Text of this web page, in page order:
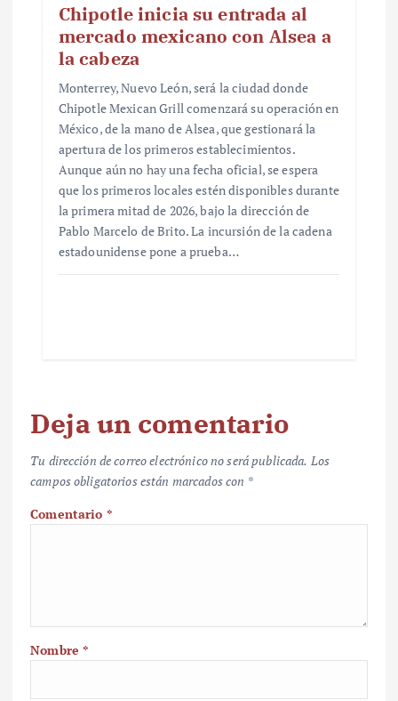
Chipotle inicia su entrada al
mercado mexicano con Alsea a
la cabeza
Monterrey, Nuevo León, será la ciudad donde
Chipotle Mexican Grill comenzará su operación en
México, de la mano de Alsea, que gestionará la
apertura de los primeros establecimientos.
Aunque aún no hay una fecha oficial, se espera
que los primeros locales estén disponibles durante
la primera mitad de 2026, bajo la dirección de
Pablo Marcelo de Brito. La incursión de la cadena
estadounidense pone a prueba…
Deja un comentario
Tu dirección de correo electrónico no será publicada. Los
campos obligatorios están marcados con *
Comentario *
Nombre*